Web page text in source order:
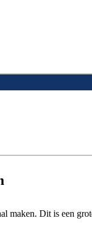
maken. Dit is een